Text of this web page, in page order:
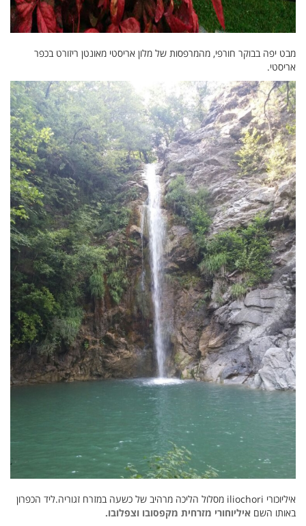
מבט יפה בבוקר חורפי, מהמרפסות של מלון אריסטי מאונטן ריזורט בכפר
אריסטי.
איליוכורי iliochori מסלול הליכה מרהיב של כשעה במזרח זגוריה.ליד הכפרון
באותו השם איליוחורי מזרחית מקפסובו וצפלובו.